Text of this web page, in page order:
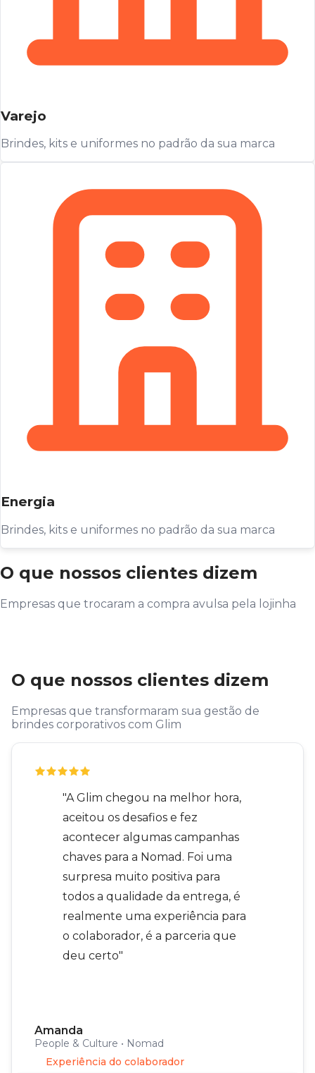
Varejo
Brindes, kits e uniformes no padrão da sua marca
Energia
Brindes, kits e uniformes no padrão da sua marca
O que nossos clientes dizem
Empresas que trocaram a compra avulsa pela lojinha
O que nossos clientes dizem
Empresas que transformaram sua gestão de
brindes corporativos com Glim
"A Glim chegou na melhor hora,
aceitou os desafios e fez
acontecer algumas campanhas
chaves para a Nomad. Foi uma
surpresa muito positiva para
todos a qualidade da entrega, é
realmente uma experiência para
o colaborador, é a parceria que
deu certo"
Amanda
People & Culture • Nomad
Experiência do colaborador